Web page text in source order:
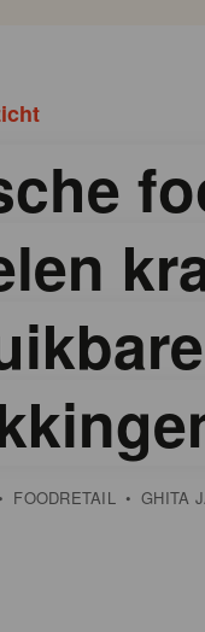
• FOODRETAIL • GHITA